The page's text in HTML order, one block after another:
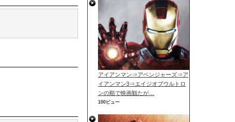
アイアンマン⇒アベンジャーズ⇒ア
イアンマン3⇒エイジオブウルトロ
ンの順で映画観たが…
100ビュー